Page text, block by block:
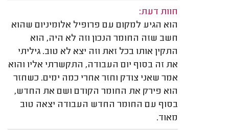
חוות דעת:
הוא הגיע למקום עם פרופיל אלומיניום שהוא
חשב שזה החומר הנכון וזה לא היה, הוא
התקין אותו בכל זאת וזה יצא לא טוב. גיליתי
את זה בסוף יום העבודה, התקשרתי אליו והוא
אמר שאני צודק וחזר אחרי כמה ימים. כשחזר
הוא פירק את החומר הקודם ושם את החדש,
בסוף עם החומר החדש העבודה יצאה טוב
מאוד.